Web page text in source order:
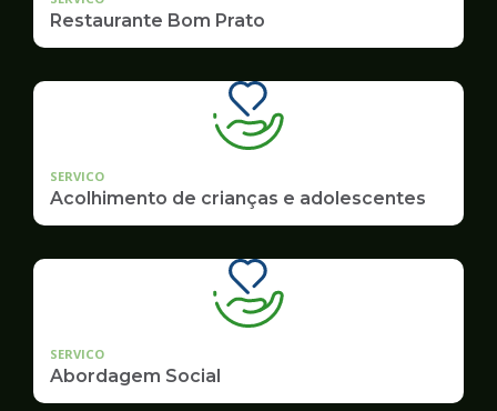
Restaurante Bom Prato
SERVICO
Acolhimento de crianças e adolescentes
SERVICO
Abordagem Social